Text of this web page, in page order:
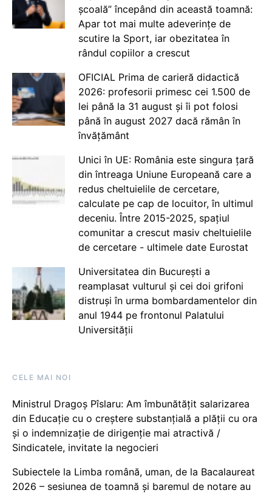
școală” începând din această toamnă:
Apar tot mai multe adeverințe de
scutire la Sport, iar obezitatea în
rândul copiilor a crescut
OFICIAL Prima de carieră didactică
2026: profesorii primesc cei 1.500 de
lei până la 31 august și îi pot folosi
până în august 2027 dacă rămân în
învățământ
Unici în UE: România este singura țară
din întreaga Uniune Europeană care a
redus cheltuielile de cercetare,
calculate pe cap de locuitor, în ultimul
deceniu. Între 2015-2025, spațiul
comunitar a crescut masiv cheltuielile
de cercetare - ultimele date Eurostat
Universitatea din București a
reamplasat vulturul și cei doi grifoni
distruși în urma bombardamentelor din
anul 1944 pe frontonul Palatului
Universității
CELE MAI NOI
Ministrul Dragoș Pîslaru: Am îmbunătățit salarizarea
din Educație cu o creștere substanțială a plății cu ora
și o indemnizație de dirigenție mai atractivă /
Sindicatele, invitate la negocieri
Subiectele la Limba română, uman, de la Bacalaureat
2026 – sesiunea de toamnă și baremul de notare au